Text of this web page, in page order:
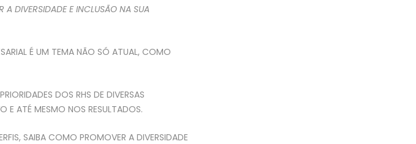
DIVERSIDADE E INCLUSÃO NA SUA
É UM TEMA NÃO SÓ ATUAL, COMO
DOS RHS DE DIVERSAS
E ATÉ MESMO NOS RESULTADOS.
SAIBA COMO PROMOVER A DIVERSIDADE